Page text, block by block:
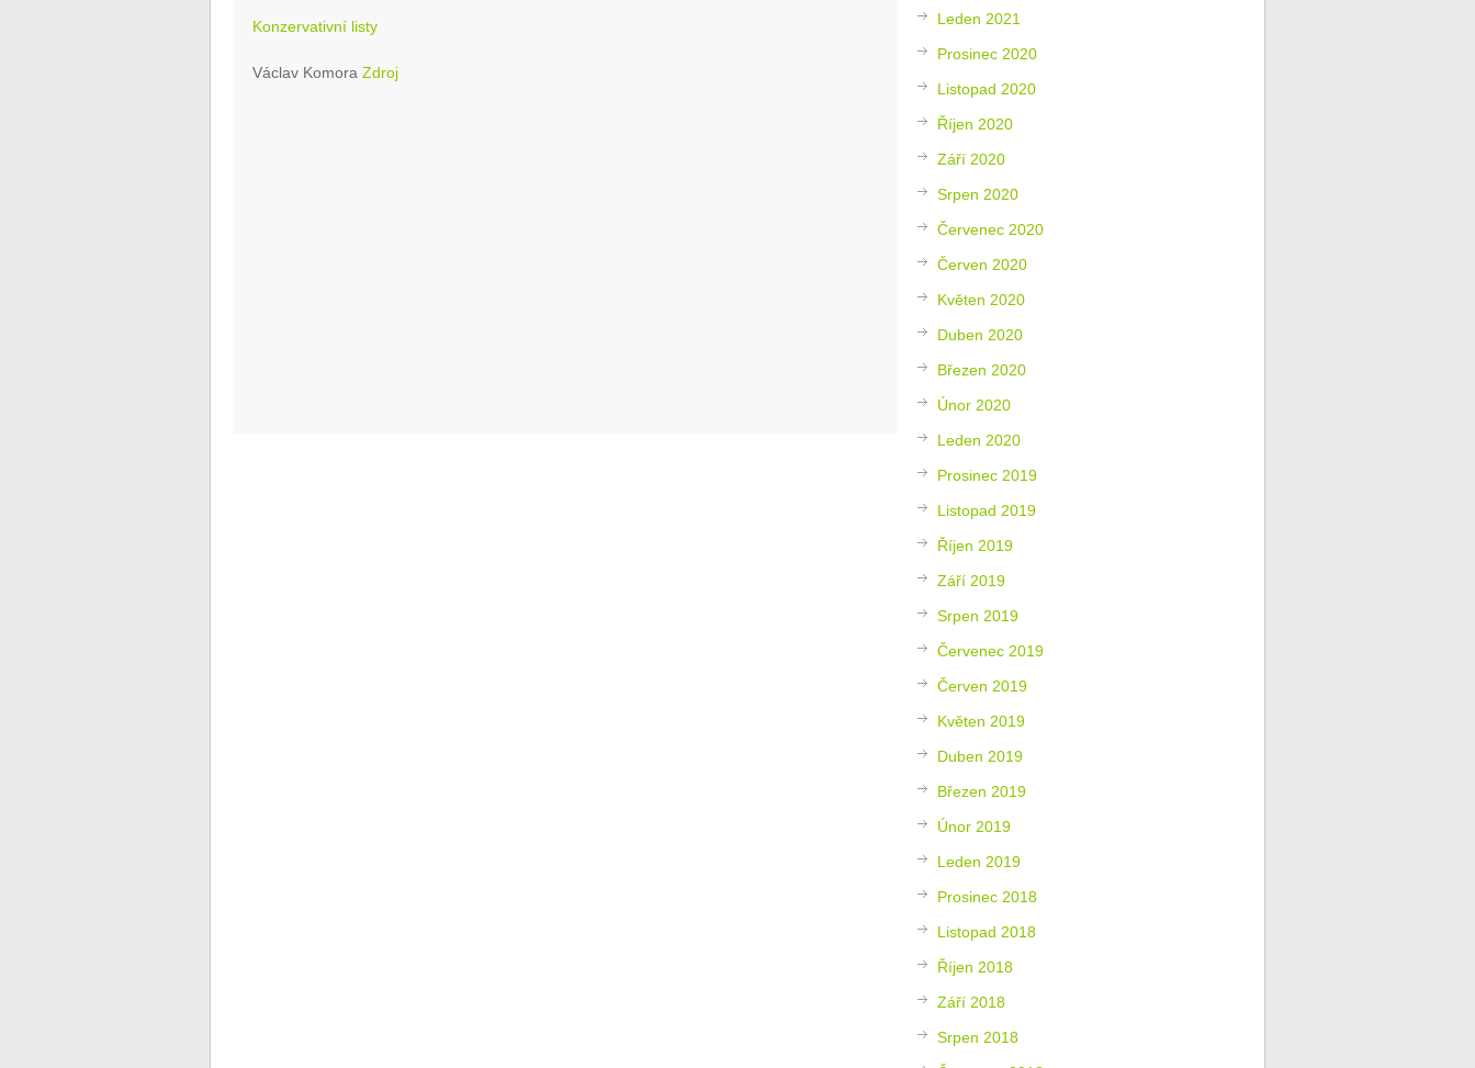
Konzervativní listy
Václav KomoraZdroj
Leden 2021
Prosinec 2020
Listopad 2020
Říjen 2020
Září 2020
Srpen 2020
Červenec 2020
Červen 2020
Květen 2020
Duben 2020
Březen 2020
Únor 2020
Leden 2020
Prosinec 2019
Listopad 2019
Říjen 2019
Září 2019
Srpen 2019
Červenec 2019
Červen 2019
Květen 2019
Duben 2019
Březen 2019
Únor 2019
Leden 2019
Prosinec 2018
Listopad 2018
Říjen 2018
Září 2018
Srpen 2018